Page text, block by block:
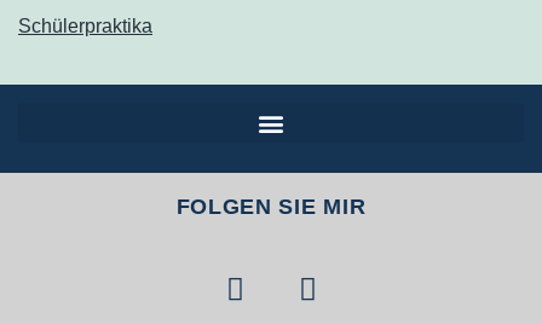
Schülerpraktika
FOLGEN SIE MIR